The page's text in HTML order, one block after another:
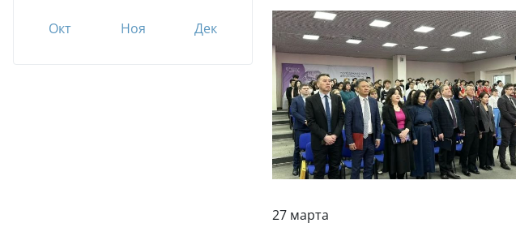
Окт Ноя Дек
27 марта